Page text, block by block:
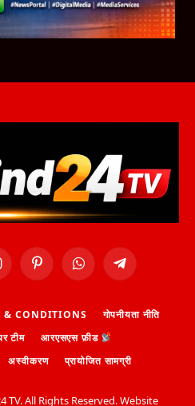
PinterestWhatsAppTelegram
& CONDITIONS
गोपनीयता नीति
टीम
आरएसएस फ़ीड
अस्वीकरण प्रायोजित सामग्री
All Rights Reserved. Website